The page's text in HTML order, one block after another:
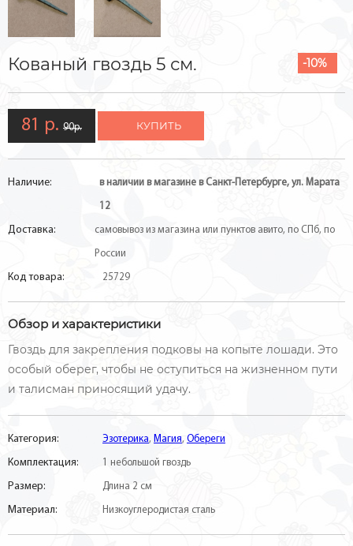
-10%
Кованый гвоздь 5 см.
81 р. 90р. КУПИТЬ
Наличие: в наличии в магазине в Санкт-Петербурге, ул. Марата
12
Доставка: самовывоз из магазина или пунктов авито, по СПб, по
России
Код товара: 25729
Обзор и характеристики
Гвоздь для закрепления подковы на копыте лошади. Это
особый оберег, чтобы не оступиться на жизненном пути
и талисман приносящий удачу.
Категория: Эзотерика, Магия, Обереги
Комплектация: 1 небольшой гвоздь
Размер: Длина 2 см
Материал: Низкоуглеродистая сталь